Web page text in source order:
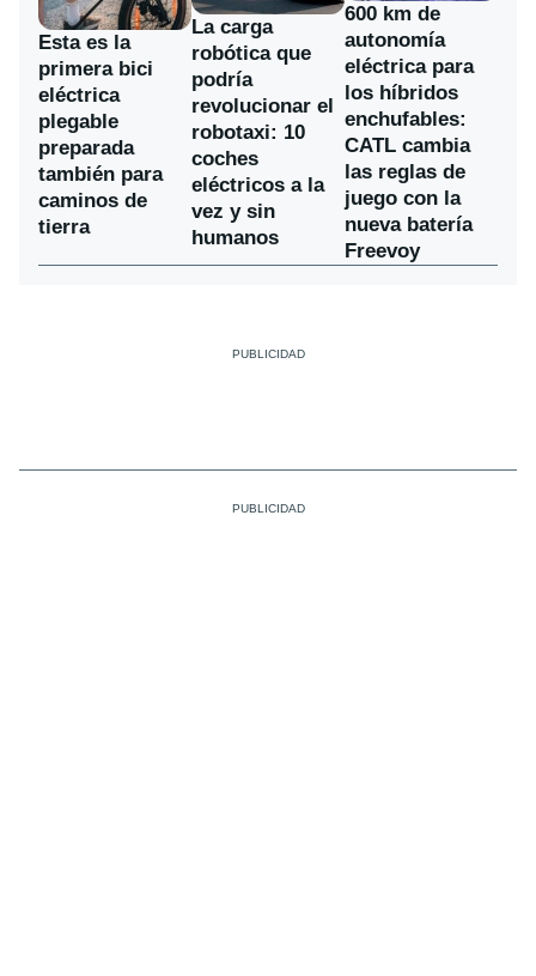
Esta es la
primera bici
eléctrica
plegable
preparada
también para
caminos de
tierra
La carga
robótica que
podría
revolucionar el
robotaxi: 10
coches
eléctricos a la
vez y sin
humanos
600 km de
autonomía
eléctrica para
los híbridos
enchufables:
CATL cambia
las reglas de
juego con la
nueva batería
Freevoy